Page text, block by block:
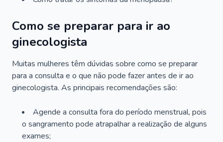
Como se preparar para ir ao
ginecologista
Muitas mulheres têm dúvidas sobre como se preparar
para a consulta e o que não pode fazer antes de ir ao
ginecologista. As principais recomendações são:
Agende a consulta fora do período menstrual, pois
o sangramento pode atrapalhar a realização de alguns
exames;